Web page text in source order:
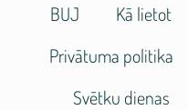
BUJ Kā lietot
Privātuma politika
Svētku dienas